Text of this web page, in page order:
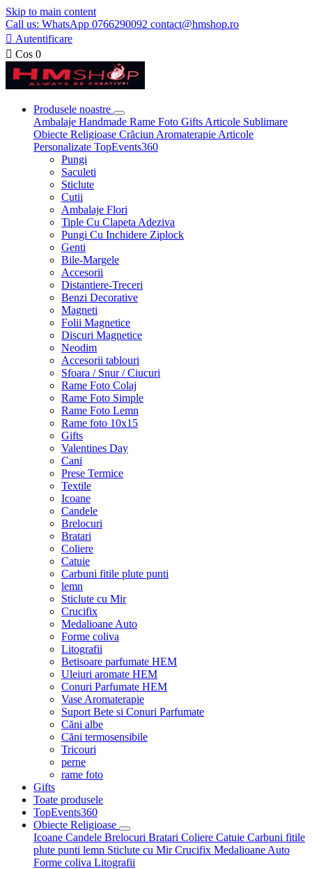
Skip to main content
Call us: WhatsApp 0766290092 contact@hmshop.ro
 Autentificare
 Cos 0
Produsele noastre
Ambalaje Handmade Rame Foto Gifts Articole Sublimare
Obiecte Religioase Crăciun Aromaterapie Articole
Personalizate TopEvents360
Pungi
Saculeti
Sticlute
Cutii
Ambalaje Flori
Tiple Cu Clapeta Adeziva
Pungi Cu Inchidere Ziplock
Genti
Bile-Margele
Accesorii
Distantiere-Treceri
Benzi Decorative
Magneti
Folii Magnetice
Discuri Magnetice
Neodim
Accesorii tablouri
Sfoara / Snur / Ciucuri
Rame Foto Colaj
Rame Foto Simple
Rame Foto Lemn
Rame foto 10x15
Gifts
Valentines Day
Cani
Prese Termice
Textile
Icoane
Candele
Brelocuri
Bratari
Coliere
Catuie
Carbuni fitile plute punti
lemn
Sticlute cu Mir
Crucifix
Medalioane Auto
Forme coliva
Litografii
Betisoare parfumate HEM
Uleiuri aromate HEM
Conuri Parfumate HEM
Vase Aromaterapie
Suport Bete si Conuri Parfumate
Căni albe
Căni termosensibile
Tricouri
perne
rame foto
Gifts
Toate produsele
TopEvents360
Obiecte Religioase
Icoane Candele Brelocuri Bratari Coliere Catuie Carbuni fitile
plute punti lemn Sticlute cu MirCrucifix Medalioane Auto
Forme coliva Litografii